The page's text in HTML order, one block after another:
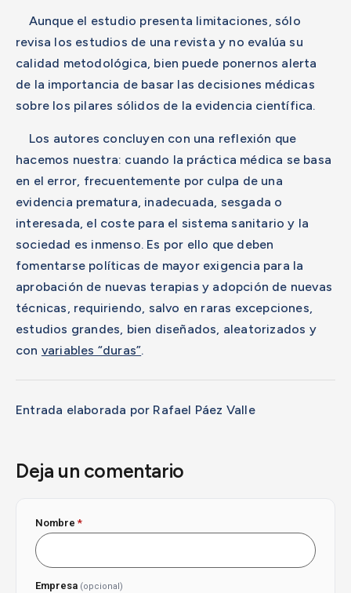
Aunque el estudio presenta limitaciones, sólo
revisa los estudios de una revista y no evalúa su
calidad metodológica, bien puede ponernos alerta
de la importancia de basar las decisiones médicas
sobre los pilares sólidos de la evidencia científica.
Los autores concluyen con una reflexión que
hacemos nuestra: cuando la práctica médica se basa
en el error, frecuentemente por culpa de una
evidencia prematura, inadecuada, sesgada o
interesada, el coste para el sistema sanitario y la
sociedad es inmenso. Es por ello que deben
fomentarse políticas de mayor exigencia para la
aprobación de nuevas terapias y adopción de nuevas
técnicas, requiriendo, salvo en raras excepciones,
estudios grandes, bien diseñados, aleatorizados y
con variables “duras”.
Entrada elaborada por Rafael Páez Valle
Deja un comentario
Nombre*
Empresa (opcional)